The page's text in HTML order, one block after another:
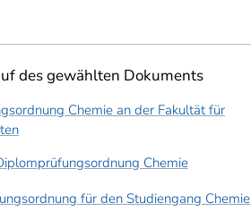
des gewählten Dokuments
Chemie an der Fakultät für
Chemie
für den Studiengang Chemie